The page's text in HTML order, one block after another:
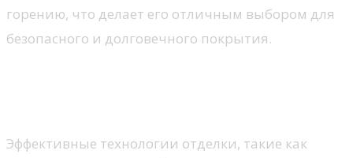
горению, что делает его отличным выбором для
безопасного и долговечного покрытия.
Эффективные технологии отделки, такие как